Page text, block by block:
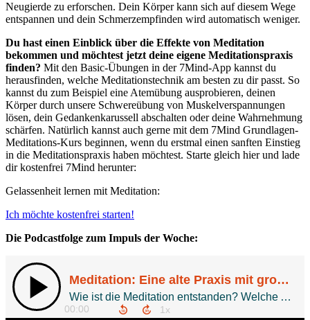
Neugierde zu erforschen. Dein Körper kann sich auf diesem Wege
entspannen und dein Schmerzempfinden wird automatisch weniger.
Du hast einen Einblick über die Effekte von Meditation
bekommen und möchtest jetzt deine eigene Meditationspraxis
finden? Mit den Basic-Übungen in der 7Mind-App kannst du
herausfinden, welche Meditationstechnik am besten zu dir passt. So
kannst du zum Beispiel eine Atemübung ausprobieren, deinen
Körper durch unsere Schwereübung von Muskelverspannungen
lösen, dein Gedankenkarussell abschalten oder deine Wahrnehmung
schärfen. Natürlich kannst auch gerne mit dem 7Mind Grundlagen-
Meditations-Kurs beginnen, wenn du erstmal einen sanften Einstieg
in die Meditationspraxis haben möchtest. Starte gleich hier und lade
dir kostenfrei 7Mind herunter:
Gelassenheit lernen mit Meditation:
Ich möchte kostenfrei starten!
Die Podcastfolge zum Impuls der Woche: